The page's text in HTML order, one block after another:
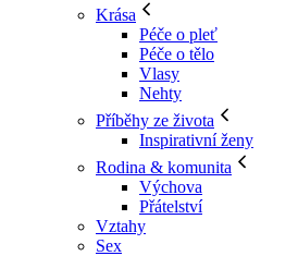
Krása
Péče o pleť
Péče o tělo
Vlasy
Nehty
Příběhy ze života
Inspirativní ženy
Rodina & komunita
Výchova
Přátelství
Vztahy
Sex